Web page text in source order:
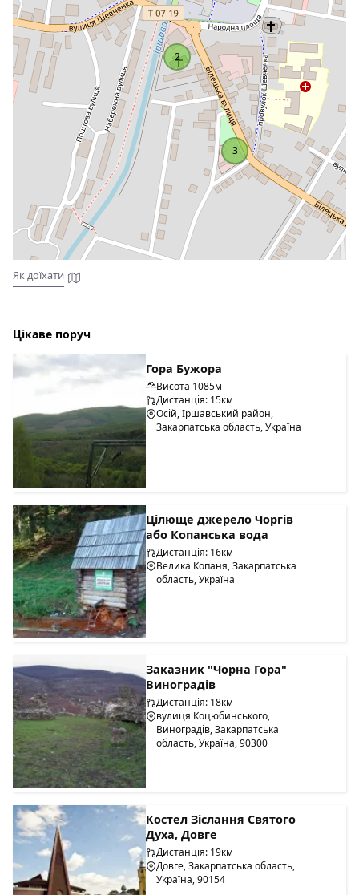
У 1937 році стараннями намісника о. Івана Кампова було
куплено за 22 тисячі чехословацьких корон 900-
кілограмовий дзвін. Значний ремонт відбувся в 1969 році
за священика Івана Петрушки, коли художник О. Селіванов
перемалював стінопис. Останній ремонт у 1997 році
організували священик Василь Ігнат, куратор Іван Звонарь,
касир Василь Петрище.
За останній час церква двічі значно ремонтували. У 1969
році художник Селіванов намалював нові настінні
Храм верховних апостолів Петра і Павла розташований в
центрі міста в декількох хвилинах ходьби від залізничної
станції.
3
2
Як доїхати
Цікаве поруч
Гора Бужора
Висота 1085м
Дистанція: 15км
Осій, Іршавський район,
Закарпатська область, Україна
Цілюще джерело Чоргів
або Копанська вода
Дистанція: 16км
Велика Копаня, Закарпатська
область, Україна
Заказник "Чорна Гора"
Виноградів
Дистанція: 18км
вулиця Коцюбинського,
Виноградів, Закарпатська
область, Україна, 90300
Костел Зiслання Святого
Духа, Довге
Дистанція: 19км
Довге, Закарпатська область,
Україна, 90154